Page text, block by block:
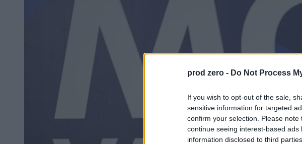
prod zero - Do Not Process
If you wish to opt-out of the sale,
sensitive information for targeted
confirm your selection. Please
continue seeing interest-based
information disclosed to third